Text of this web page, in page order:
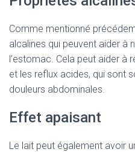
Comme mentionné
alcalines qui peuvent aider à
l’estomac. Cela peut aider à
et les reflux acides, qui sont
douleurs abdominales.
Effet apaisant
Le lait peut également avoir